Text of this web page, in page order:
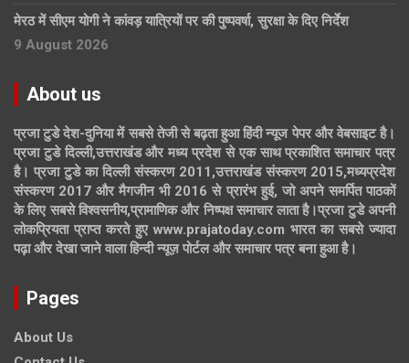
मेरठ में सीएम योगी ने कांवड़ यात्रियों पर की पुष्पवर्षा, सुरक्षा के दिए निर्देश
9 August 2026
About us
प्रजा टुडे देश-दुनिया में सबसे तेजी से बढ़ता हुआ हिंदी न्यूज पेपर और वेबसाइट है।
प्रजा टुडे दिल्ली,उत्तराखंड और मध्य प्रदेश से एक साथ प्रकाशित समाचार पत्र
है। प्रजा टुडे का दिल्ली संस्करण 2011,उत्तराखंड संस्करण 2015,मध्यप्रदेश
संस्करण 2017 और मैगजीन भी 2016 से प्रारंभ हुई, जो अपने समर्पित पाठकों
के लिए सबसे विश्वसनीय,प्रामाणिक और निष्पक्ष समाचार लाता है।प्रजा टुडे अपनी
लोकप्रियता प्राप्त करते हुए www.prajatoday.com भारत का सबसे ज्यादा
पढ़ा और देखा जाने वाला हिन्दी न्यूज़ पोर्टल और समाचार पत्र बना हुआ है।
Pages
About Us